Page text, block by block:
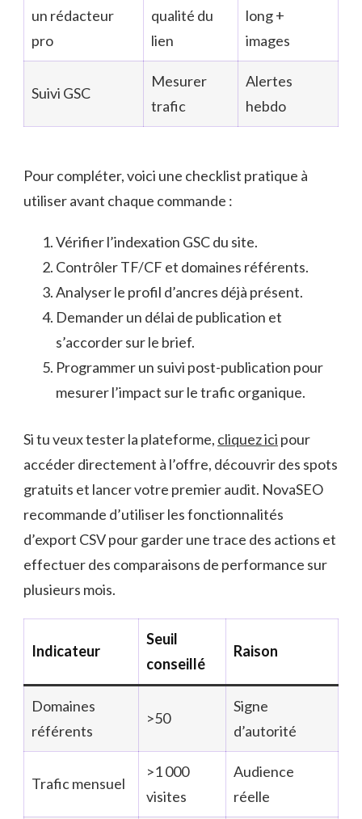
un rédacteur
pro
qualité du
lien
long +
images
Suivi GSC
Mesurer
trafic
Alertes
hebdo
Pour compléter, voici une checklist pratique à
utiliser avant chaque commande :
Vérifier l’indexation GSC du site.
Contrôler TF/CF et domaines référents.
Analyser le profil d’ancres déjà présent.
Demander un délai de publication et
s’accorder sur le brief.
Programmer un suivi post-publication pour
mesurer l’impact sur le trafic organique.
Si tu veux tester la plateforme, cliquez ici pour
accéder directement à l’offre, découvrir des spots
gratuits et lancer votre premier audit. NovaSEO
recommande d’utiliser les fonctionnalités
d’export CSV pour garder une trace des actions et
effectuer des comparaisons de performance sur
plusieurs mois.
Indicateur
Seuil
conseillé
Raison
Domaines
référents
>50
Signe
d’autorité
Trafic mensuel
>1 000
visites
Audience
réelle